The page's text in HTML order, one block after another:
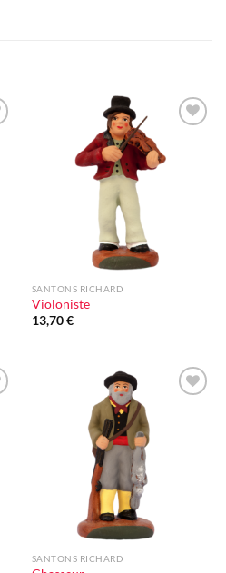
SANTONS RICHARD
Violoniste
13,70€
SANTONS RICHARD